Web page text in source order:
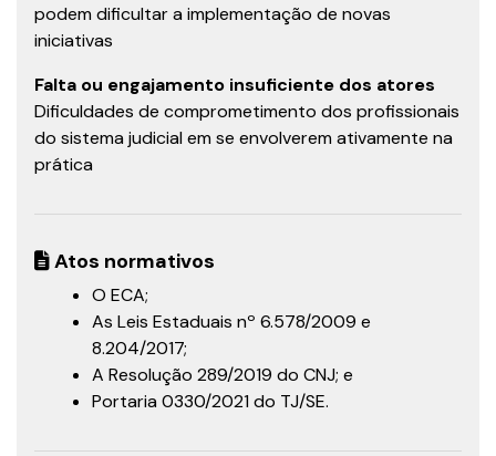
podem dificultar a implementação de novas
iniciativas
Falta ou engajamento insuficiente dos atores
Dificuldades de comprometimento dos profissionais
do sistema judicial em se envolverem ativamente na
prática
Atos normativos
O ECA;
As Leis Estaduais nº 6.578/2009 e
8.204/2017;
A Resolução 289/2019 do CNJ; e
Portaria 0330/2021 do TJ/SE.